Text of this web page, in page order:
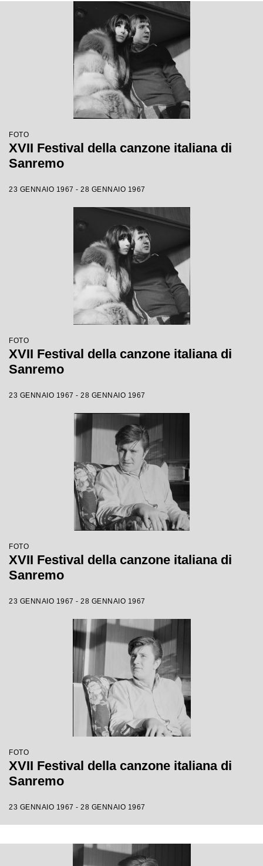
FOTO
XVII Festival della canzone italiana di
Sanremo
23 GENNAIO 1967 - 28 GENNAIO 1967
FOTO
XVII Festival della canzone italiana di
Sanremo
23 GENNAIO 1967 - 28 GENNAIO 1967
FOTO
XVII Festival della canzone italiana di
Sanremo
23 GENNAIO 1967 - 28 GENNAIO 1967
FOTO
XVII Festival della canzone italiana di
Sanremo
23 GENNAIO 1967 - 28 GENNAIO 1967